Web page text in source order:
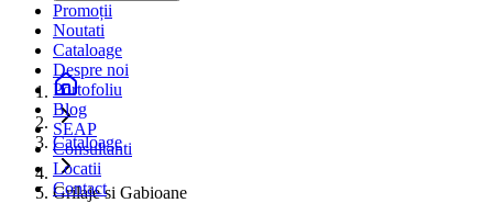
Promoții
Noutati
Cataloage
Despre noi
Portofoliu
Blog
SEAP
Consultanti
Locatii
Contact
Cataloage
Grilaje si Gabioane